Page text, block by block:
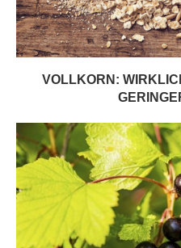
VOLLKORN: